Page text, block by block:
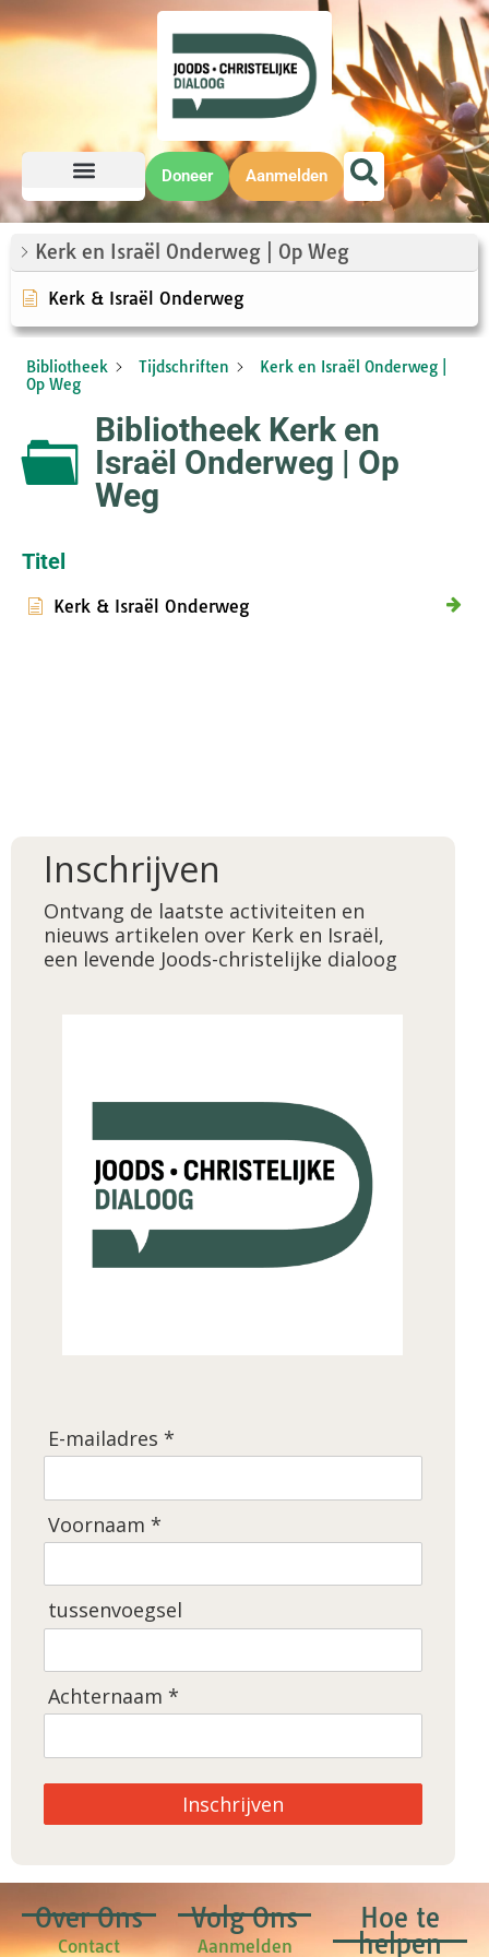
Doneer Aanmelden
Kerk en Israël Onderweg | Op Weg
Kerk & Israël Onderweg
Bibliotheek Tijdschriften
Kerk en Israël Onderweg |
Op Weg
Bibliotheek Kerk en
Israël Onderweg | Op
Weg
Titel
Kerk & Israël Onderweg
Inschrijven
Ontvang de laatste activiteiten en
nieuws artikelen over Kerk en Israël,
een levende Joods-christelijke dialoog
E-mailadres *
Voornaam *
tussenvoegsel
Achternaam *
Inschrijven
Over Ons
Contact
Volg Ons
Aanmelden
Hoe te
helpen